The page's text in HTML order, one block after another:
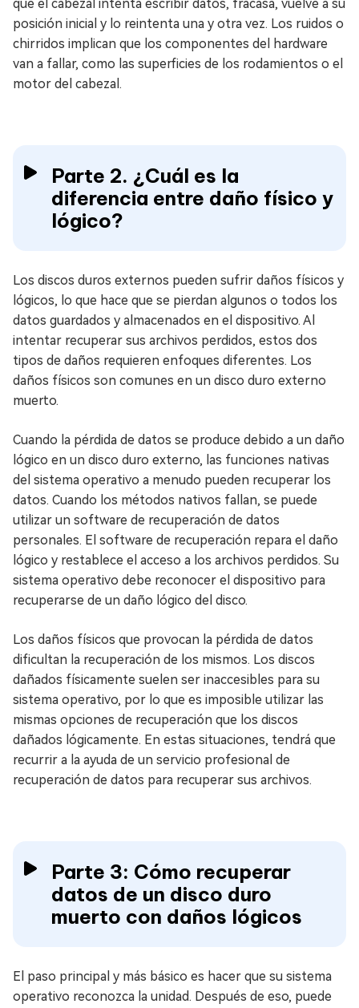
que el cabezal intenta escribir datos, fracasa, vuelve a su
posición inicial y lo reintenta una y otra vez. Los ruidos o
chirridos implican que los componentes del hardware
van a fallar, como las superficies de los rodamientos o el
motor del cabezal.
Parte 2. ¿Cuál es la
diferencia entre daño físico y
lógico?
Los discos duros externos pueden sufrir daños físicos y
lógicos, lo que hace que se pierdan algunos o todos los
datos guardados y almacenados en el dispositivo. Al
intentar recuperar sus archivos perdidos, estos dos
tipos de daños requieren enfoques diferentes. Los
daños físicos son comunes en un disco duro externo
muerto.
Cuando la pérdida de datos se produce debido a un daño
lógico en un disco duro externo, las funciones nativas
del sistema operativo a menudo pueden recuperar los
datos. Cuando los métodos nativos fallan, se puede
utilizar un software de recuperación de datos
personales. El software de recuperación repara el daño
lógico y restablece el acceso a los archivos perdidos. Su
sistema operativo debe reconocer el dispositivo para
recuperarse de un daño lógico del disco.
Los daños físicos que provocan la pérdida de datos
dificultan la recuperación de los mismos. Los discos
dañados físicamente suelen ser inaccesibles para su
sistema operativo, por lo que es imposible utilizar las
mismas opciones de recuperación que los discos
dañados lógicamente. En estas situaciones, tendrá que
recurrir a la ayuda de un servicio profesional de
recuperación de datos para recuperar sus archivos.
Parte 3: Cómo recuperar
datos de un disco duro
muerto con daños lógicos
El paso principal y más básico es hacer que su sistema
operativo reconozca la unidad. Después de eso, puede